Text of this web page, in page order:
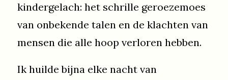
kindergelach: het schrille geroezemoes
van onbekende talen en de klachten van
mensen die alle hoop verloren hebben.
Ik huilde bijna elke nacht van